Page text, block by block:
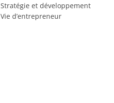
Stratégie et développement
Vie d’entrepreneur